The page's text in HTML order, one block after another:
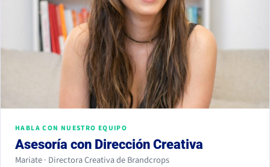
HABLA CON NUESTRO EQUIPO
Asesoría con Dirección Creativa
Mariate · Directora Creativa de Brandcrops